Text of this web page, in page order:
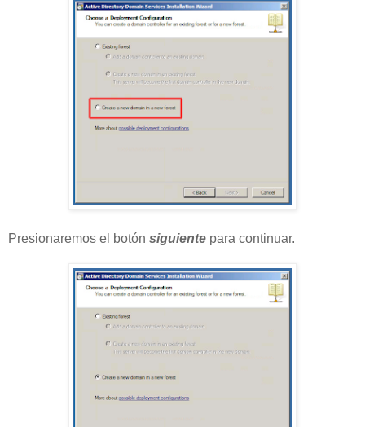
Presionaremos el botón siguiente para continuar.